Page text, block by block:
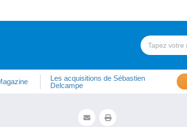
Les acquisitions de Sébastien
Delcampe